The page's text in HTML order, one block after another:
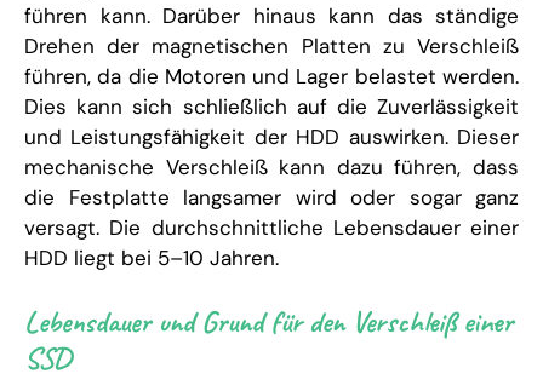
führen kann. Darüber hinaus kann das ständige
Drehen der magnetischen Platten zu Verschleiß
führen, da die Motoren und Lager belastet werden.
Dies kann sich schließlich auf die Zuverlässigkeit
und Leistungsfähigkeit der HDD auswirken. Dieser
mechanische Verschleiß kann dazu führen, dass
die Festplatte langsamer wird oder sogar ganz
versagt. Die durchschnittliche Lebensdauer einer
HDD liegt bei 5–10 Jahren.
Lebensdauer und Grund für den Verschleiß einer
SSD